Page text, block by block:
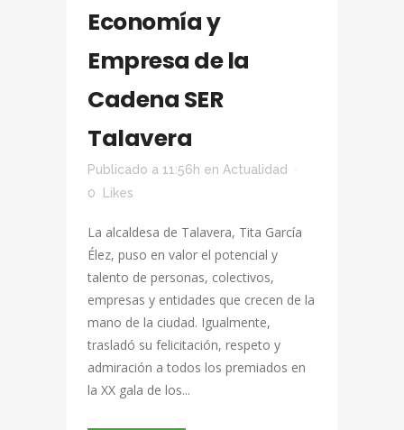
Economía y
Empresa de la
Cadena SER
Talavera
Publicado a 11:56h en Actualidad
0
Likes
La alcaldesa de Talavera, Tita García
Élez, puso en valor el potencial y
talento de personas, colectivos,
empresas y entidades que crecen de la
mano de la ciudad. Igualmente,
trasladó su felicitación, respeto y
admiración a todos los premiados en
la XX gala de los...